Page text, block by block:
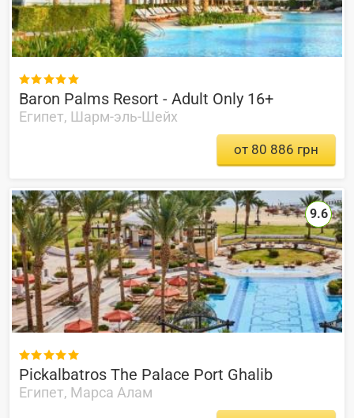

Baron Palms Resort - Adult Only 16+
Египет, Шарм-эль-Шейх
от 80 886 грн

Pickalbatros The Palace Port Ghalib
Египет, Марса Алам
9.6